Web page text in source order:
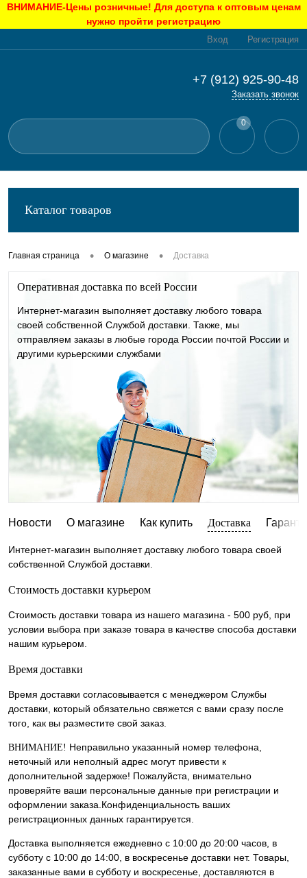
ВНИМАНИЕ-Цены розничные! Для доступа к оптовым ценам
нужно пройти регистрацию
Вход Регистрация
+7 (912) 925-90-48
Заказать звонок
0
Каталог товаров
Главная страница • О магазине • Доставка
Оперативная доставка по всей России
Интернет-магазин выполняет доставку любого товара
своей собственной Службой доставки. Также, мы
отправляем заказы в любые города России почтой России и
другими курьерскими службами
Новости О магазине Как купить Доставка
Интернет-магазин выполняет доставку любого товара своей
собственной Службой доставки.
Стоимость доставки курьером
Стоимость доставки товара из нашего магазина - 500 руб, при
условии выбора при заказе товара в качестве способа доставки
нашим курьером.
Время доставки
Время доставки согласовывается с менеджером Службы
доставки, который обязательно свяжется с вами сразу после
того, как вы разместите свой заказ.
ВНИМАНИЕ! Неправильно указанный номер телефона,
неточный или неполный адрес могут привести к
дополнительной задержке! Пожалуйста, внимательно
проверяйте ваши персональные данные при регистрации и
оформлении заказа.Конфиденциальность ваших
регистрационных данных гарантируется.
Доставка выполняется ежедневно с 10:00 до 20:00 часов, в
субботу с 10:00 до 14:00, в воскресенье доставки нет. Товары,
заказанные вами в субботу и воскресенье, доставляются в